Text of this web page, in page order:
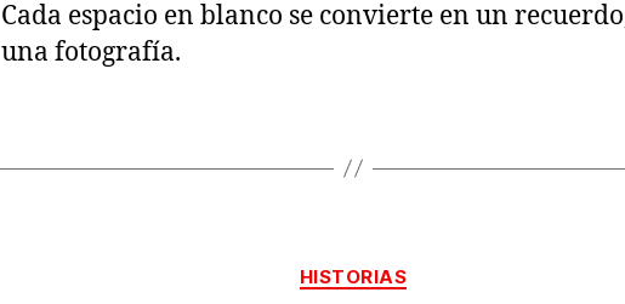
Cada espacio en blanco se convierte en un
una fotografía.
Categorías
HISTORIAS